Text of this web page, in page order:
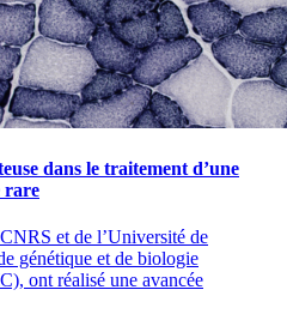
dans le traitement d’une
rare
et de l’Université de
génétique et de biologie
ont réalisé une avancée